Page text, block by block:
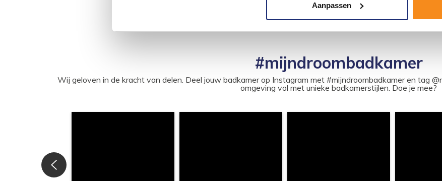
Aanpassen
#mijndroombadkamer
Wij geloven in de kracht van delen. Deel jouw badkamer op Instagram met #mijndroombadkamer en tag
omgeving vol met unieke badkamerstijlen. Doe je mee?